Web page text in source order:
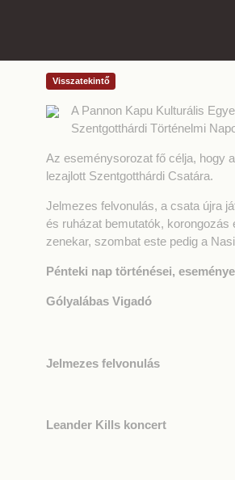
Visszatekintő
A Pannon Kapu Kulturális
Szentgotthárdi Történelmi
Az eseménysorozat fő célja, hogy
lezajlott Szentgotthárdi Csatára.
Jelmezes felvonulás, a csata újra
és ruházat bemutatók, korongozás
zenekar, szombat este pedig a
Pénteki nap történései,
Gólyalábas Vigadó
Jelmezes felvonulás
Leander Kills koncert